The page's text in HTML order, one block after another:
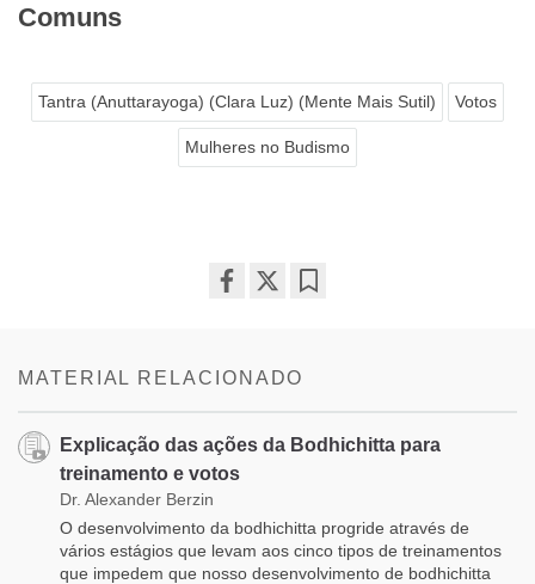
Comuns
Tantra (Anuttarayoga) (Clara Luz) (Mente Mais Sutil) Votos
Mulheres no Budismo
MATERIAL RELACIONADO
Explicação das ações da Bodhichitta para
treinamento e votos
Dr. Alexander Berzin
O desenvolvimento da bodhichitta progride através de
vários estágios que levam aos cinco tipos de treinamentos
que impedem que nosso desenvolvimento de bodhichitta